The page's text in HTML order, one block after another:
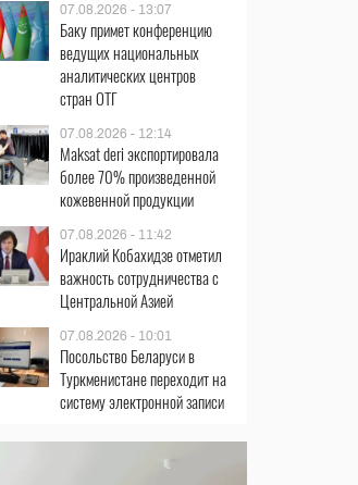
07.08.2026 - 13:07
Баку примет конференцию
ведущих национальных
аналитических центров
стран ОТГ
07.08.2026 - 12:14
Maksat deri экспортировала
более 70% произведенной
кожевенной продукции
07.08.2026 - 11:42
Ираклий Кобахидзе отметил
важность сотрудничества с
Центральной Азией
07.08.2026 - 10:01
Посольство Беларуси в
Туркменистане переходит на
систему электронной записи